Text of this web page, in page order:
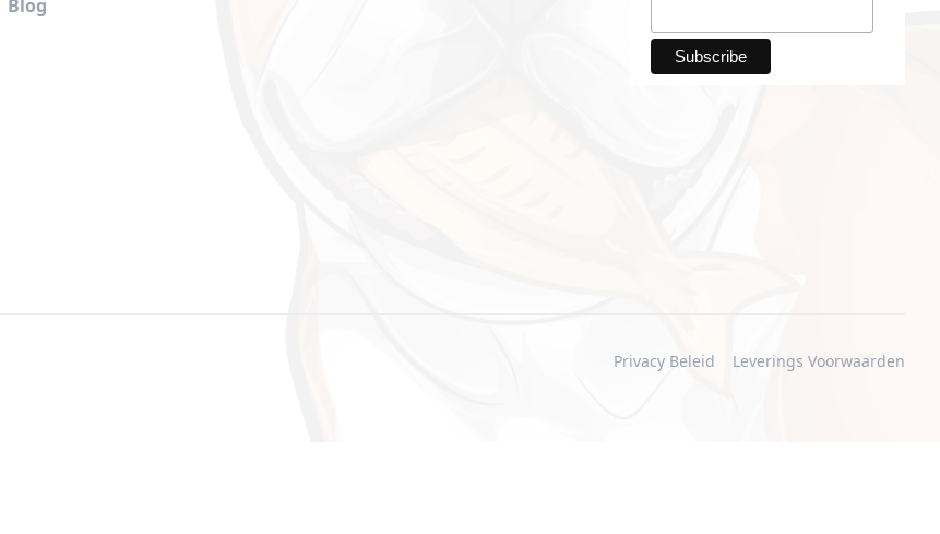
Blog
Privacy Beleid Leverings Voorwaarden